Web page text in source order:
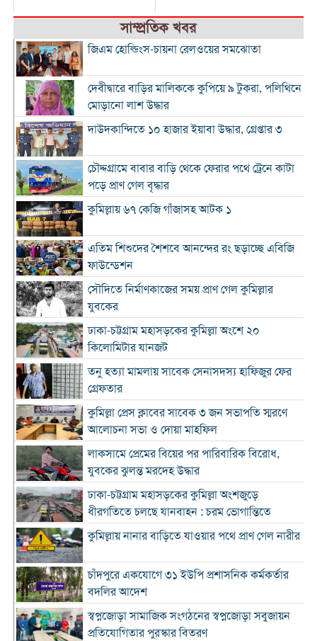
সাম্প্রতিক খবর
জিএম হোল্ডিংস-চায়না রেলওয়ের সমঝোতা
দেবীদ্বারে বাড়ির মালিককে কুপিয়ে ৯ টুকরা, পলিথিনে
মোড়ানো লাশ উদ্ধার
দাউদকান্দিতে ১০ হাজার ইয়াবা উদ্ধার, গ্রেপ্তার ৩
চৌদ্দগ্রামে বাবার বাড়ি থেকে ফেরার পথে ট্রেনে কাটা
পড়ে প্রাণ গেল বৃদ্ধার
কুমিল্লায় ৬৭ কেজি গাঁজাসহ আটক ১
এতিম শিশুদের শৈশবে আনন্দের রং ছড়াচ্ছে এবিজি
ফাউন্ডেশন
সৌদিতে নির্মাণকাজের সময় প্রাণ গেল কুমিল্লার
যুবকের
ঢাকা-চট্টগ্রাম মহাসড়কের কুমিল্লা অংশে ২০
কিলোমিটার যানজট
তনু হত্যা মামলায় সাবেক সেনাসদস্য হাফিজুর ফের
গ্রেফতার
কুমিল্লা প্রেস ক্লাবের সাবেক ৩ জন সভাপতি স্মরণে
আলোচনা সভা ও দোয়া মাহফিল
লাকসামে প্রেমের বিয়ের পর পারিবারিক বিরোধ,
যুবকের ঝুলন্ত মরদেহ উদ্ধার
ঢাকা-চট্টগ্রাম মহাসড়কের কুমিল্লা অংশজুড়ে
ধীরগতিতে চলছে যানবাহন : চরম ভোগান্তিতে
কুমিল্লায় নানার বাড়িতে যাওয়ার পথে প্রাণ গেল নারীর
চাঁদপুরে একযোগে ৩১ ইউপি প্রশাসনিক কর্মকর্তার
বদলির আদেশ
স্বপ্নজোড়া সামাজিক সংগঠনের স্বপ্নজোড়া সবুজায়ন
প্রতিযোগিতার পুরস্কার বিতরণ